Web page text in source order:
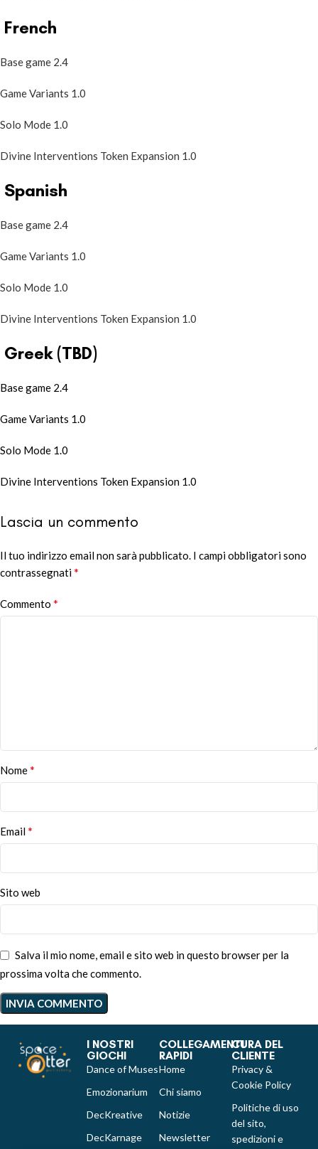
French
Base game 2.4
Game Variants 1.0
Solo Mode 1.0
Divine Interventions Token Expansion 1.0
Spanish
Base game 2.4
Game Variants 1.0
Solo Mode 1.0
Divine Interventions Token Expansion 1.0
Greek (TBD)
Base game 2.4
Game Variants 1.0
Solo Mode 1.0
Divine Interventions Token Expansion 1.0
Lascia un commento
Il tuo indirizzo email non sarà pubblicato. I campi obbligatori sono
contrassegnati*
Commento *
Nome*
Email*
Sito web
Salva il mio nome, email e sito web in questo browser per la
prossima volta che commento.
Alternative:
I NOSTRI
GIOCHI
Dance of Muses
Emozionarium
DecKreative
DecKarnage
COLLEGAMENTI
RAPIDI
Home
Chi siamo
Notizie
Newsletter
CURA DEL
CLIENTE
Privacy &
Cookie Policy
Politiche di uso
del sito,
spedizioni e